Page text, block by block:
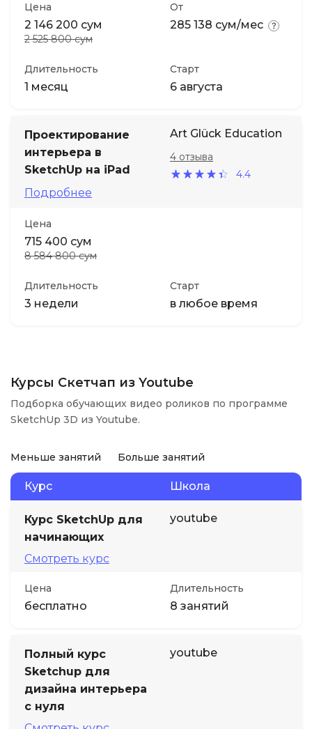
Цена
2 146 200 сум
2 525 800 сум
От
285 138 сум/мес
Длительность
1 месяц
Старт
6 августа
Проектирование
интерьера в
SketchUp на iPad
Подробнее
Art Glück Education
4.4
4 отзыва
Цена
715 400 сум
8 584 800 сум
Длительность
3 недели
Старт
в любое время
Курсы Скетчап из Youtube
Подборка обучающих видео роликов по программе
SketchUp 3D из Youtube.
Меньше занятий Больше занятий
Курс Школа
Курс SketchUp для
начинающих
Смотреть курс
youtube
Цена
бесплатно
Длительность
8 занятий
Полный курс
Sketchup для
дизайна интерьера
с нуля
youtube